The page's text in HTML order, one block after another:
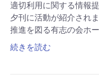
適切利用に関する情報
夕刊に活動が紹介され
推進を図る有志の会ホ
続きを読む